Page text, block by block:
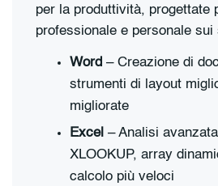
per la produttività, progettate
professionale e personale
Word – Creazione di
strumenti di layout
migliorate
Excel – Analisi
XLOOKUP, array
calcolo più veloci